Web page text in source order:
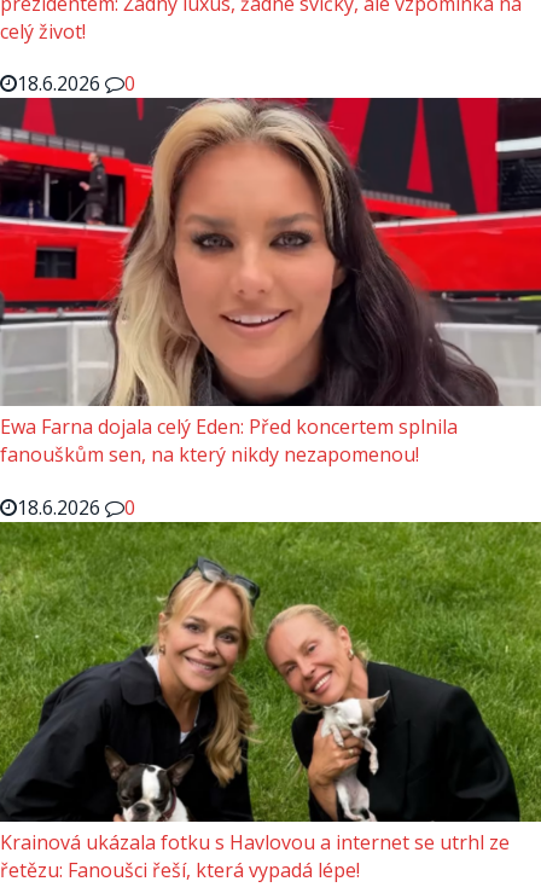
celý život!
18.6.2026
0
Ewa Farna dojala celý Eden: Před koncertem splnila
fanouškům sen, na který nikdy nezapomenou!
18.6.2026
0
Krainová ukázala fotku s Havlovou a internet se utrhl ze
řetězu: Fanoušci řeší, která vypadá lépe!